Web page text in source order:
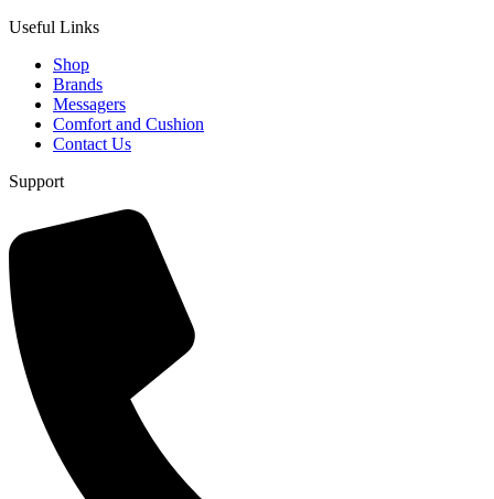
Useful Links
Shop
Brands
Messagers
Comfort and Cushion
Contact Us
Support